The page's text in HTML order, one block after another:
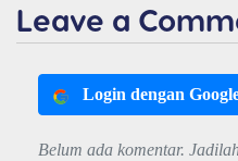
Leave a
Login dengan
Belum ada komentar.